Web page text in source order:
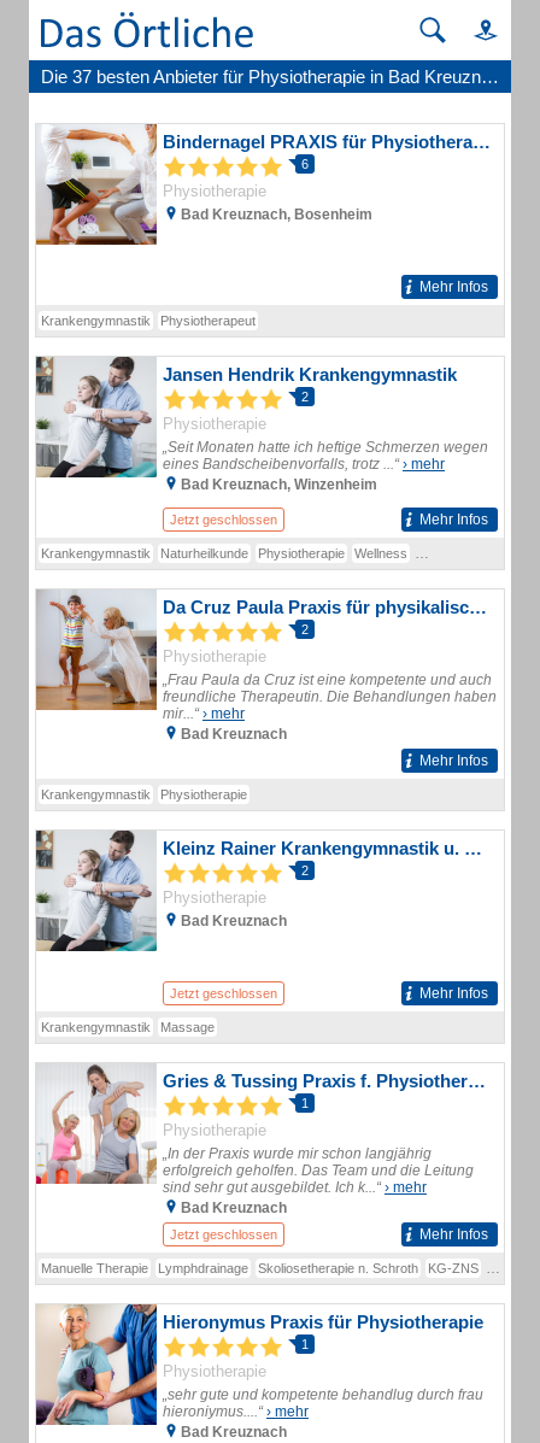
Die 37 besten Anbieter für Physiotherapie in Bad Kreuznach
Bindernagel PRAXIS für Physiotherapie
6
Physiotherapie
Bad Kreuznach, Bosenheim
Mehr Infos
Krankengymnastik Physiotherapeut
Jansen Hendrik Krankengymnastik
2
Physiotherapie
„Seit Monaten hatte ich heftige Schmerzen wegen
eines Bandscheibenvorfalls, trotz ...“› mehr
Bad Kreuznach, Winzenheim
Jetzt geschlossen Mehr Infos
Krankengymnastik Naturheilkunde Physiotherapie Wellness
Da Cruz Paula Praxis für physikalische Therapie
2
Physiotherapie
„Frau Paula da Cruz ist eine kompetente und auch
freundliche Therapeutin. Die Behandlungen haben
mir...“› mehr
Bad Kreuznach
Mehr Infos
Krankengymnastik Physiotherapie
Kleinz Rainer Krankengymnastik u. Massage
2
Physiotherapie
Bad Kreuznach
Jetzt geschlossen Mehr Infos
Krankengymnastik Massage
Gries & Tussing Praxis f. Physiotherapie
1
Physiotherapie
„In der Praxis wurde mir schon langjährig
erfolgreich geholfen. Das Team und die Leitung
sind sehr gut ausgebildet. Ich k...“› mehr
Bad Kreuznach
Jetzt geschlossen Mehr Infos
Manuelle Therapie Lymphdrainage Skoliosetherapie n. Schroth KG-ZNS
Hieronymus Praxis für Physiotherapie
1
Physiotherapie
„sehr gute und kompetente behandlug durch frau
hieroniymus....“› mehr
Bad Kreuznach